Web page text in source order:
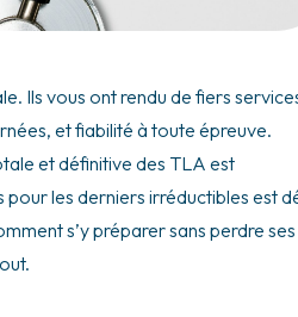
Ils vous ont rendu de fiers
et fiabilité à toute épreuve.
et définitive des TLA est
les derniers irréductibles est
s’y préparer sans perdre ses